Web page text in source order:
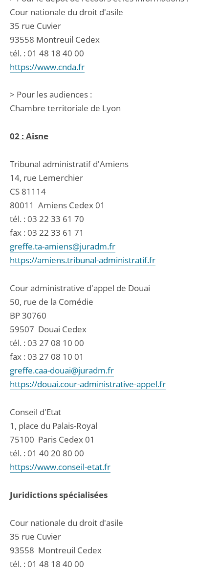
Cour nationale du droit d'asile
35 rue Cuvier
93558 Montreuil Cedex
tél. : 01 48 18 40 00
https://www.cnda.fr
> Pour les audiences :
Chambre territoriale de Lyon
02 : Aisne
Tribunal administratif d'Amiens
14, rue Lemerchier
CS 81114
80011 Amiens Cedex 01
tél. : 03 22 33 61 70
fax : 03 22 33 61 71
greffe.ta-amiens@juradm.fr
https://amiens.tribunal-administratif.fr
Cour administrative d'appel de Douai
50, rue de la Comédie
BP 30760
59507 Douai Cedex
tél. : 03 27 08 10 00
fax : 03 27 08 10 01
greffe.caa-douai@juradm.fr
https://douai.cour-administrative-appel.fr
Conseil d'Etat
1, place du Palais-Royal
75100 Paris Cedex 01
tél. : 01 40 20 80 00
https://www.conseil-etat.fr
Juridictions spécialisées
Cour nationale du droit d'asile
35 rue Cuvier
93558 Montreuil Cedex
tél. : 01 48 18 40 00